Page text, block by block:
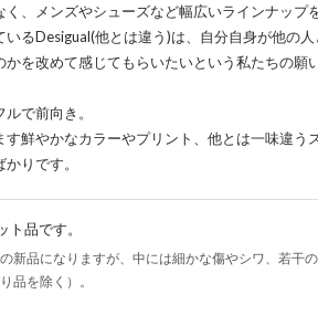
、メンズやシューズなど幅広いラインナップ
いるDesigual(他とは違う)は、自分自身が他の
かを改めて感じてもらいたいという私たちの願
で前向き。
鮮やかなカラーやプリント、他とは一味違う
りです。
ト品です。
新品になりますが、中には細かな傷やシワ、若干
品を除く）。